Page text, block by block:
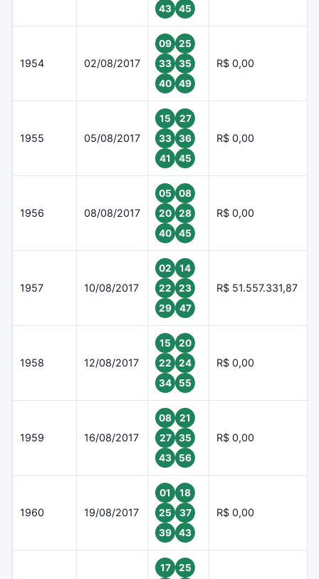
43
45
1954 02/08/2017
09
25
33
35
40
49
R$ 0,00
1955 05/08/2017
15
27
33
36
41
45
R$ 0,00
1956 08/08/2017
05
08
20
28
40
45
R$ 0,00
1957 10/08/2017
02
14
22
23
29
47
R$ 51.557.331,87
1958 12/08/2017
15
20
22
24
34
55
R$ 0,00
1959 16/08/2017
08
21
27
35
43
56
R$ 0,00
1960 19/08/2017
01
18
25
37
39
43
R$ 0,00
17
25